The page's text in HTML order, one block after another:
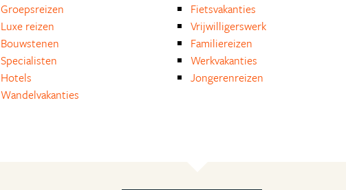
Groepsreizen
Luxe reizen
Bouwstenen
Specialisten
Hotels
Wandelvakanties
Fietsvakanties
Vrijwilligerswerk
Familiereizen
Werkvakanties
Jongerenreizen